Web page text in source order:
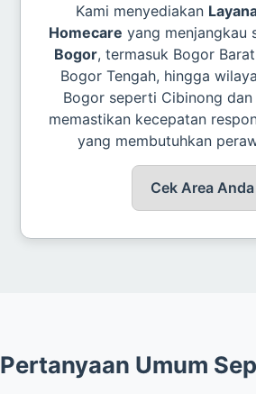
Kami menyediakan
Homecare yang menjangkau
Bogor, termasuk Bogor
Bogor Tengah, hingga
Bogor seperti Cibinong dan
memastikan kecepatan
yang membutuhkan
Cek Area Anda
Pertanyaan Umum